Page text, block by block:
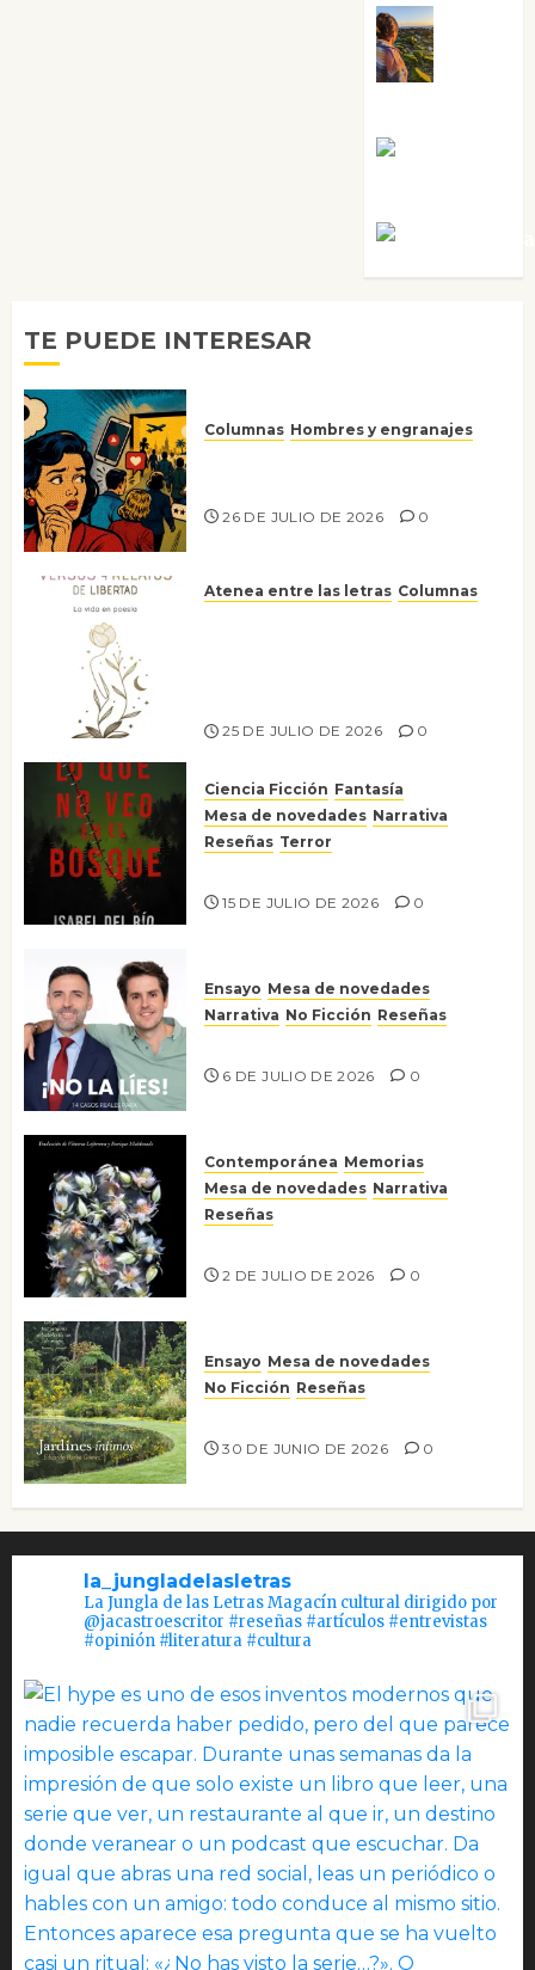
TE PUEDE INTERESAR
Columnas Hombres y engranajes
26 DE JULIO DE 2026 0
Atenea entre las letras Columnas
25 DE JULIO DE 2026 0
Ciencia Ficción Fantasía
Mesa de novedades Narrativa
Reseñas Terror
15 DE JULIO DE 2026 0
Ensayo Mesa de novedades
Narrativa No Ficción Reseñas
6 DE JULIO DE 2026 0
Contemporánea Memorias
Mesa de novedades Narrativa
Reseñas
2 DE JULIO DE 2026 0
Ensayo Mesa de novedades
No Ficción Reseñas
30 DE JUNIO DE 2026 0
la_jungladelasletras
La Jungla de las Letras Magacín cultural dirigido por
@jacastroescritor #reseñas #artículos #entrevistas
#opinión #literatura #cultura